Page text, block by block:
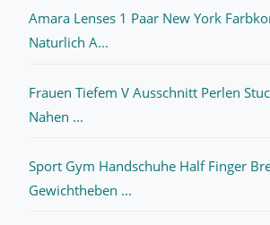
Amara Lenses 1 Paar New York
Naturlich A...
Frauen Tiefem V Ausschnitt Perlen
Nahen ...
Sport Gym Handschuhe Half Finger
Gewichtheben ...